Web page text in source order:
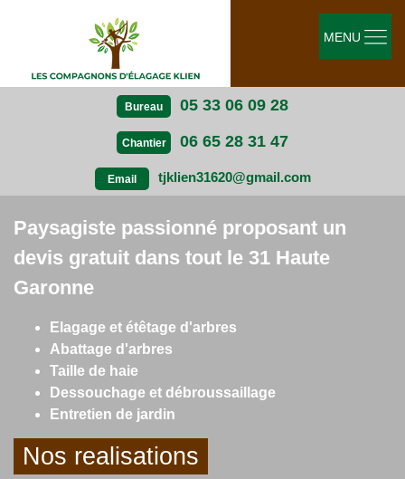
Bureau 05 33 06 09 28
Chantier 06 65 28 31 47
Email tjklien31620@gmail.com
MENU
Paysagiste passionné proposant un
devis gratuit dans tout le 31 Haute
Garonne
Elagage et étêtage d'arbres
Abattage d'arbres
Taille de haie
Dessouchage et débroussaillage
Entretien de jardin
Nos realisations